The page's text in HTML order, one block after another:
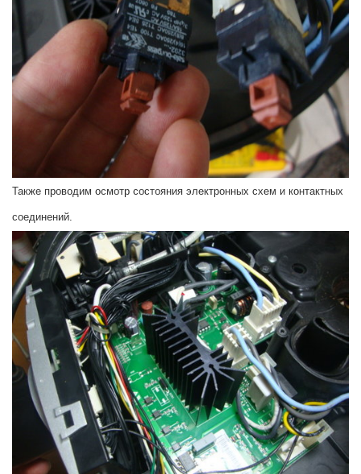
Также проводим осмотр состояния электронных схем и контактных
соединений.